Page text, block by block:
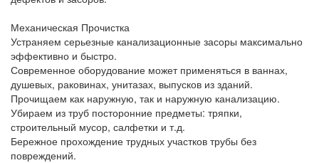
Механическая Прочистка
Устраняем серьезные канализационные засоры максимально
эффективно и быстро.
Современное оборудование может применяться в ваннах,
душевых, раковинах, унитазах, выпусков из зданий.
Прочищаем как наружную, так и наружную канализацию.
Убираем из труб посторонние предметы: тряпки,
строительный мусор, салфетки и т.д.
Бережное прохождение трудных участков трубы без
повреждений.